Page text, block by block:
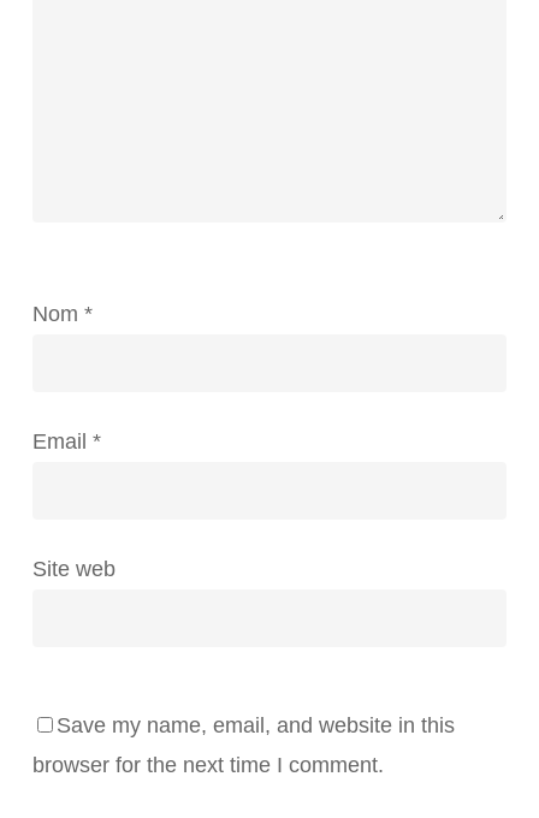
Nom *
Email *
Site web
Save my name, email, and website in this
browser for the next time I comment.